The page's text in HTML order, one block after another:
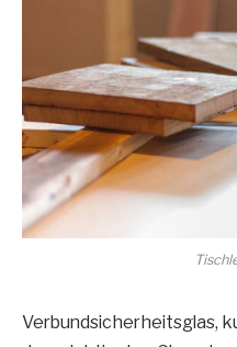
Verbundsicherheitsglas,